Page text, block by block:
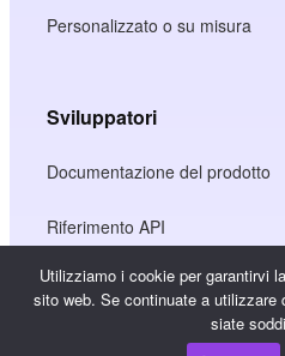
Personalizzato o su misura
Sviluppatori
Documentazione del prodotto
Riferimento API
Riferimento SDK JS
Utilizziamo i cookie per garantirvi
sito web. Se continuate a
siate